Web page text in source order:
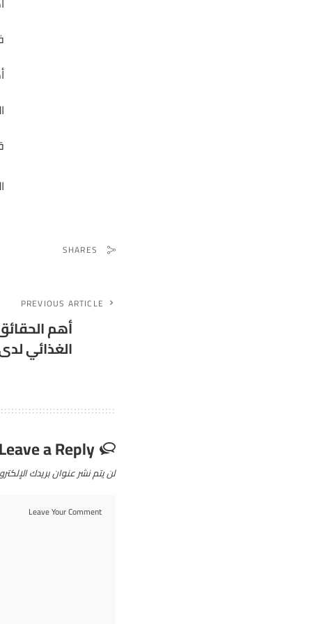
SHARES
PREVIOUS ARTICLE
أهم
الغذائي
Leave a Reply
لن يتم نشر عنوان بريدك